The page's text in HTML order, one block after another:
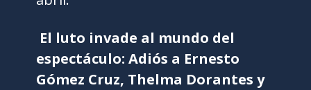
El luto invade al mundo del
espectáculo: Adiós a Ernesto
Gómez Cruz, Thelma Dorantes y